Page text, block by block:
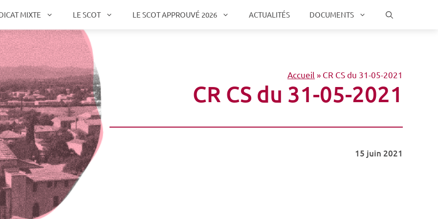
MIXTE LE SCOT LE SCOT APPROUVÉ 2026 ACTUALITÉS DOCUMENTS
Accueil » CR CS du 31-05-2021
CR CS du 31-05-2021
15 juin 2021